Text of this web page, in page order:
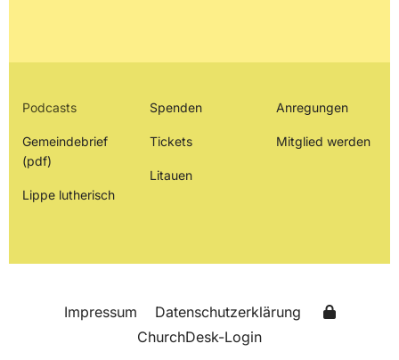
Podcasts
Gemeindebrief
(pdf)
Lippe lutherisch
Spenden
Tickets
Litauen
Anregungen
Mitglied werden
Impressum
Datenschutzerklärung
ChurchDesk-Login